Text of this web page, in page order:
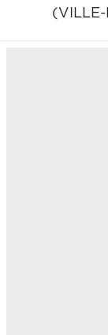
(VILLE-